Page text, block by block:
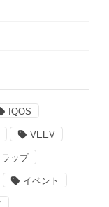
IQOS
VEEV
ップ
イベント